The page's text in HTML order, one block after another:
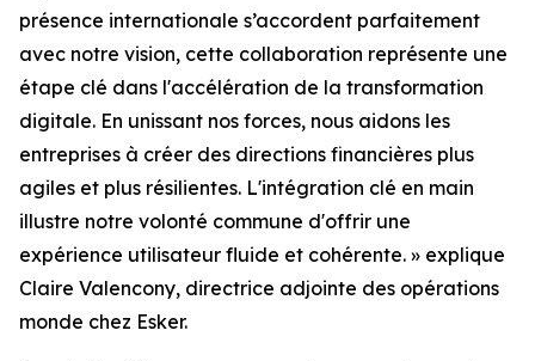
présence internationale s’accordent parfaitement
avec notre vision, cette collaboration représente une
étape clé dans l'accélération de la transformation
digitale. En unissant nos forces, nous aidons les
entreprises à créer des directions financières plus
agiles et plus résilientes. L'intégration clé en main
illustre notre volonté commune d'offrir une
expérience utilisateur fluide et cohérente. » explique
Claire Valencony, directrice adjointe des opérations
monde chez Esker.